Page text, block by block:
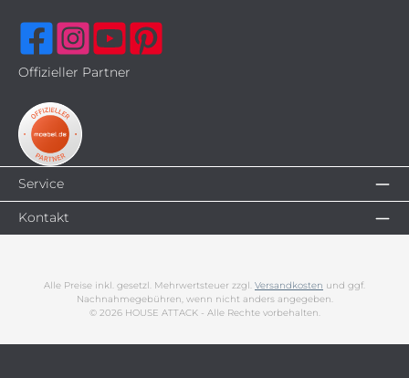
Service
Kontakt
Offizieller Partner
Alle Preise inkl. gesetzl. Mehrwertsteuer zzgl. Versandkosten und ggf.
Nachnahmegebühren, wenn nicht anders angegeben.
© 2026 HOUSE ATTACK - Alle Rechte vorbehalten.